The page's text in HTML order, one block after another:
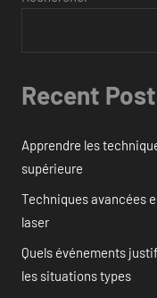
Recent
Apprendre les
supérieure
Techniques avancées
laser
Quels événements
les situations types